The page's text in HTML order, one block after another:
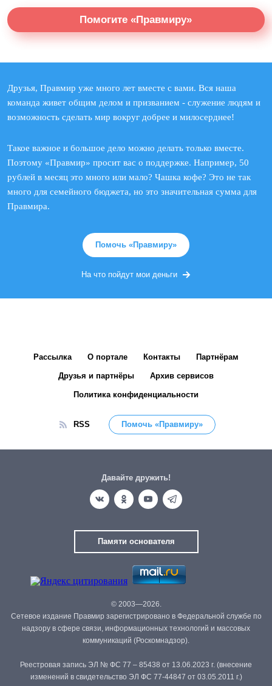
Помогите «Правмиру»
Друзья, Правмир уже много лет вместе с вами. Вся наша
команда живет общим делом и призванием - служение людям и
возможность сделать мир вокруг добрее и милосерднее!
Такое важное и большое дело можно делать только вместе.
Поэтому «Правмир» просит вас о поддержке. Например, 50
рублей в месяц это много или мало? Чашка кофе? Это не так
много для семейного бюджета, но это значительная сумма для
Правмира.
Помочь «Правмиру»
На что пойдут мои деньги
Рассылка О портале Контакты Партнёрам
Друзья и партнёры Архив сервисов
Политика конфиденциальности
RSS Помочь «Правмиру»
Давайте дружить!
Памяти основателя
© 2003—2026.
Сетевое издание Правмир зарегистрировано в Федеральной службе по
надзору в сфере связи, информационных технологий и массовых
коммуникаций (Роскомнадзор).
Реестровая запись ЭЛ № ФС 77 – 85438 от 13.06.2023 г. (внесение
изменений в свидетельство ЭЛ ФС 77-44847 от 03.05.2011 г.)